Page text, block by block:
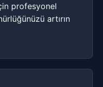
profesyonel
artırın